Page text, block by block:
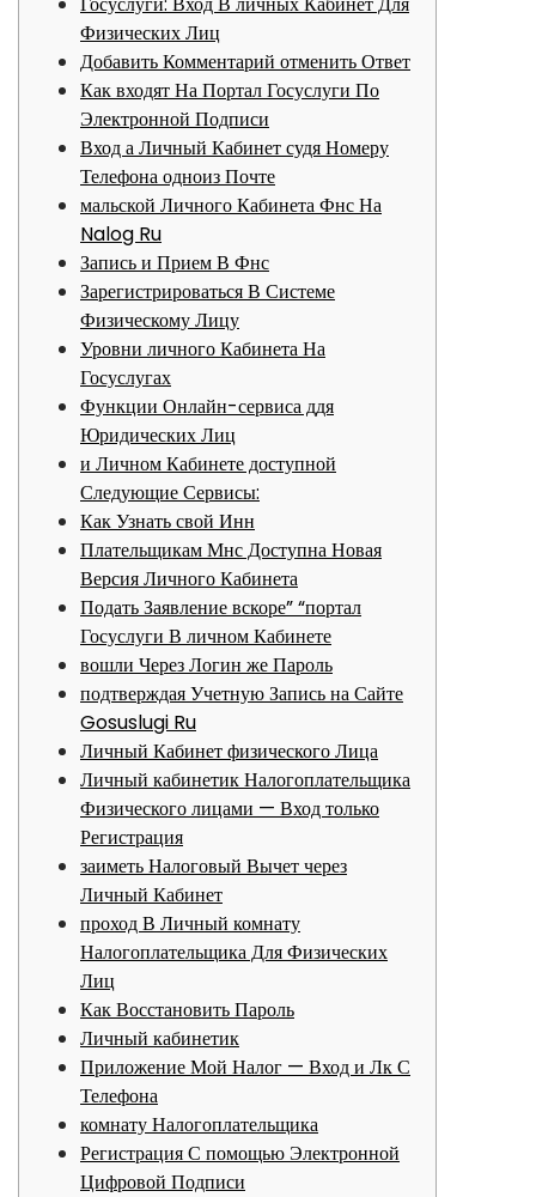
Физических Лиц
Добавить Комментарий отменить Ответ
Как входят На Портал Госуслуги По
Электронной Подписи
Вход а Личный Кабинет судя Номеру
Телефона одноиз Почте
мальской Личного Кабинета Фнс На
Nalog Ru
Запись и Прием В Фнс
Зарегистрироваться В Системе
Физическому Лицу
Уровни личного Кабинета На
Госуслугах
Функции Онлайн-сервиса ддя
Юридических Лиц
и Личном Кабинете доступной
Следующие Сервисы:
Как Узнать свой Инн
Плательщикам Мнс Доступна Новая
Версия Личного Кабинета
Подать Заявление вскоре” “портал
Госуслуги В личном Кабинете
вошли Через Логин же Пароль
подтверждая Учетную Запись на Сайте
Gosuslugi Ru
Личный Кабинет физического Лица
Личный кабинетик Налогоплательщика
Физического лицами — Вход только
Регистрация
заиметь Налоговый Вычет через
Личный Кабинет
проход В Личный комнату
Налогоплательщика Для Физических
Лиц
Как Восстановить Пароль
Личный кабинетик
Приложение Мой Налог — Вход и Лк С
Телефона
комнату Налогоплательщика
Регистрация С помощью Электронной
Цифровой Подписи